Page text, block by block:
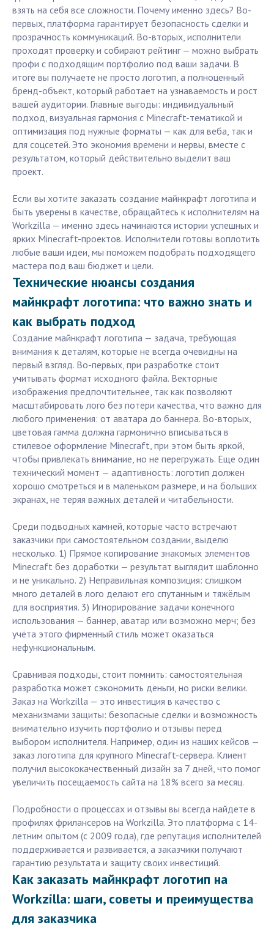
взять на себя все сложности. Почему именно здесь? Во-
первых, платформа гарантирует безопасность сделки и
прозрачность коммуникаций. Во-вторых, исполнители
проходят проверку и собирают рейтинг — можно выбрать
профи с подходящим портфолио под ваши задачи. В
итоге вы получаете не просто логотип, а полноценный
бренд-объект, который работает на узнаваемость и рост
вашей аудитории. Главные выгоды: индивидуальный
подход, визуальная гармония с Minecraft-тематикой и
оптимизация под нужные форматы — как для веба, так и
для соцсетей. Это экономия времени и нервы, вместе с
результатом, который действительно выделит ваш
проект.
Если вы хотите заказать создание майнкрафт логотипа и
быть уверены в качестве, обращайтесь к исполнителям на
Workzilla — именно здесь начинаются истории успешных и
ярких Minecraft-проектов. Исполнители готовы воплотить
любые ваши идеи, мы поможем подобрать подходящего
мастера под ваш бюджет и цели.
Технические нюансы создания
майнкрафт логотипа: что важно знать и
как выбрать подход
Создание майнкрафт логотипа — задача, требующая
внимания к деталям, которые не всегда очевидны на
первый взгляд. Во-первых, при разработке стоит
учитывать формат исходного файла. Векторные
изображения предпочтительнее, так как позволяют
масштабировать лого без потери качества, что важно для
любого применения: от аватара до баннера. Во-вторых,
цветовая гамма должна гармонично вписываться в
стилевое оформление Minecraft, при этом быть яркой,
чтобы привлекать внимание, но не перегружать. Еще один
технический момент — адаптивность: логотип должен
хорошо смотреться и в маленьком размере, и на больших
экранах, не теряя важных деталей и читабельности.
Среди подводных камней, которые часто встречают
заказчики при самостоятельном создании, выделю
несколько. 1) Прямое копирование знакомых элементов
Minecraft без доработки — результат выглядит шаблонно
и не уникально. 2) Неправильная композиция: слишком
много деталей в лого делают его спутанным и тяжёлым
для восприятия. 3) Игнорирование задачи конечного
использования — баннер, аватар или возможно мерч; без
учёта этого фирменный стиль может оказаться
нефункциональным.
Сравнивая подходы, стоит помнить: самостоятельная
разработка может сэкономить деньги, но риски велики.
Заказ на Workzilla — это инвестиция в качество с
механизмами защиты: безопасные сделки и возможность
внимательно изучить портфолио и отзывы перед
выбором исполнителя. Например, один из наших кейсов —
заказ логотипа для крупного Minecraft-сервера. Клиент
получил высококачественный дизайн за 7 дней, что помог
увеличить посещаемость сайта на 18% всего за месяц.
Подробности о процессах и отзывы вы всегда найдете в
профилях фрилансеров на Workzilla. Это платформа с 14-
летним опытом (с 2009 года), где репутация исполнителей
поддерживается и развивается, а заказчики получают
гарантию результата и защиту своих инвестиций.
Как заказать майнкрафт логотип на
Workzilla: шаги, советы и преимущества
для заказчика